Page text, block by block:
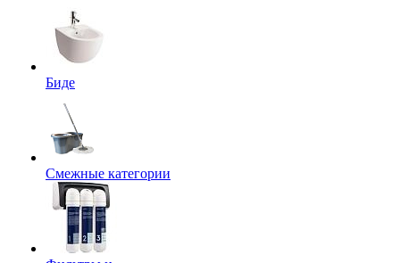
Биде
Смежные категории